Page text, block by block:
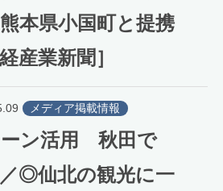
本県小国町と提携
産業新聞］
メディア掲載情報
ーン活用 秋田で
◎仙北の観光に一